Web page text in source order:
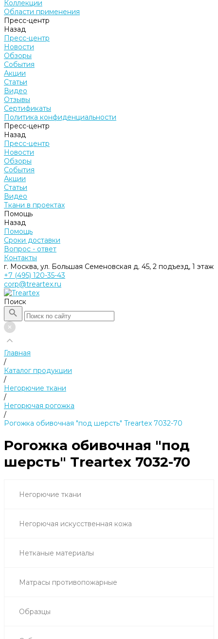
Коллекции
Области применения
Пресс-центр
Назад
Пресс-центр
Новости
Обзоры
События
Акции
Статьи
Видео
Отзывы
Сертификаты
Политика конфиденциальности
Пресс-центр
Назад
Пресс-центр
Новости
Обзоры
События
Акции
Статьи
Видео
Ткани в проектах
Помощь
Назад
Помощь
Сроки доставки
Вопрос - ответ
Контакты
г. Москва, ул. Большая Семеновская д. 45, 2 подъезд, 1 этаж
+7 (495) 120-35-43
corp@treartex.ru
Поиск
Главная
/
Каталог продукции
/
Негорючие ткани
/
Негорючая рогожка
/
Рогожка обивочная "под шерсть" Treartex 7032-70
Рогожка обивочная "под
шерсть" Treartex 7032-70
Негорючие ткани
Негорючая искусственная кожа
Нетканые материалы
Матрасы противопожарные
Образцы